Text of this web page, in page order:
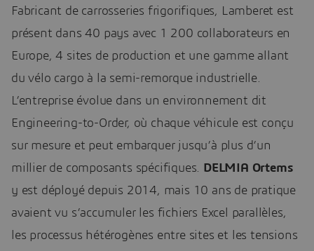
Fabricant de carrosseries frigorifiques, Lamberet est
présent dans 40 pays avec 1 200 collaborateurs en
Europe, 4 sites de production et une gamme allant
du vélo cargo à la semi-remorque industrielle.
L’entreprise évolue dans un environnement dit
Engineering-to-Order, où chaque véhicule est conçu
sur mesure et peut embarquer jusqu’à plus d’un
millier de composants spécifiques. DELMIA Ortems
y est déployé depuis 2014, mais 10 ans de pratique
avaient vu s’accumuler les fichiers Excel parallèles,
les processus hétérogènes entre sites et les tensions